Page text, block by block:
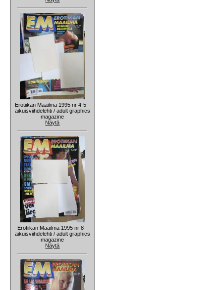
Erotiikan Maailma 1995 nr 4-5 -
aikuisviihdelehti / adult graphics
magazine
Näytä
Erotiikan Maailma 1995 nr 8 -
aikuisviihdelehti / adult graphics
magazine
Näytä